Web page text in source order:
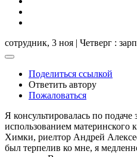
сотрудник, 3 ноя | Четверг :
Поделиться ссылкой
Ответить автору
Пожаловаться
Я консультировалась по подаче
использованием материнского
Химки, риелтор Андрей
был терпелив ко мне, я